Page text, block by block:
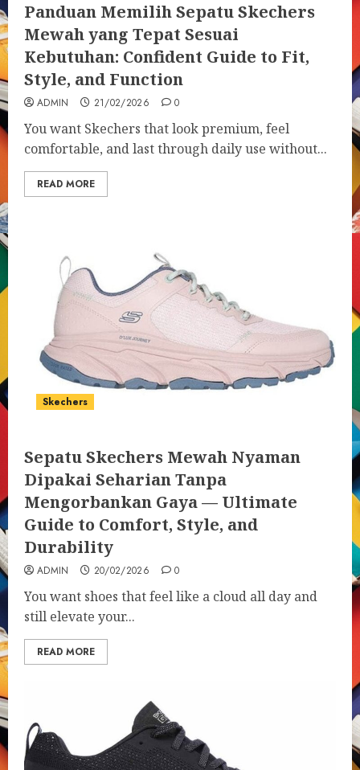
Panduan Memilih Sepatu Skechers
Mewah yang Tepat Sesuai
Kebutuhan: Confident Guide to Fit,
Style, and Function
ADMIN 21/02/2026 0
You want Skechers that look premium, feel
comfortable, and last through daily use without...
READ MORE
Skechers
Sepatu Skechers Mewah Nyaman
Dipakai Seharian Tanpa
Mengorbankan Gaya — Ultimate
Guide to Comfort, Style, and
Durability
ADMIN 20/02/2026 0
You want shoes that feel like a cloud all day and
still elevate your...
READ MORE